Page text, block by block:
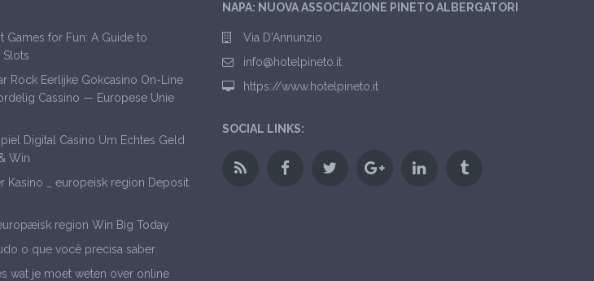
Games for Fun: A Guide to
Slots
Rock Eerlijke Gokcasino On-Line
Cassino — Europese Unie
Digital Casino Um Echtes Geld
Win
Kasino _ europeisk region Deposit
region Win Big Today
o que você precisa saber
wat je moet weten over online
NAPA: NUOVA ASSOCIAZIONE PINETO ALBERGATORI
Via D'Annunzio
info@hotelpineto.it
https://www.hotelpineto.it
SOCIAL LINKS: